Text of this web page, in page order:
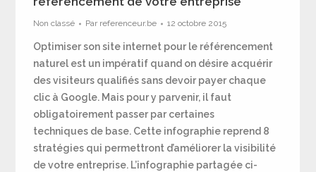
Non classé Par referenceur.be 12 octobre 2015
Optimiser son site internet pour le référencement
naturel est un impératif quand on désire acquérir
des visiteurs qualifiés sans devoir payer chaque
clic à Google. Mais pour y parvenir, il faut
obligatoirement passer par certaines
techniques de base. Cette infographie reprend 8
stratégies qui permettront d’améliorer la visibilité
de votre entreprise. L’infographie partagée ci-